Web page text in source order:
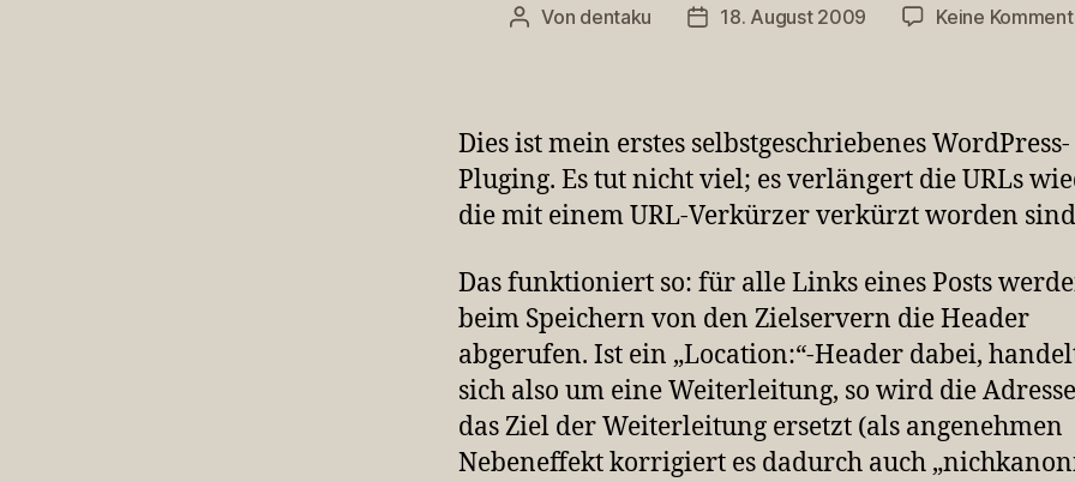
Beitragsautor
Von dentaku Veröffentlichungsdatum
18. August 2009 Keine
Dies ist mein erstes selbstgeschriebenes WordPress-
Pluging. Es tut nicht viel; es verlängert die URLs
die mit einem URL-Verkürzer verkürzt worden
Das funktioniert so: für alle Links eines Posts
beim Speichern von den Zielservern die Header
abgerufen. Ist ein „Location:“-Header dabei,
sich also um eine Weiterleitung, so wird die
das Ziel der Weiterleitung ersetzt (als angenehmen
Nebeneffekt korrigiert es dadurch auch